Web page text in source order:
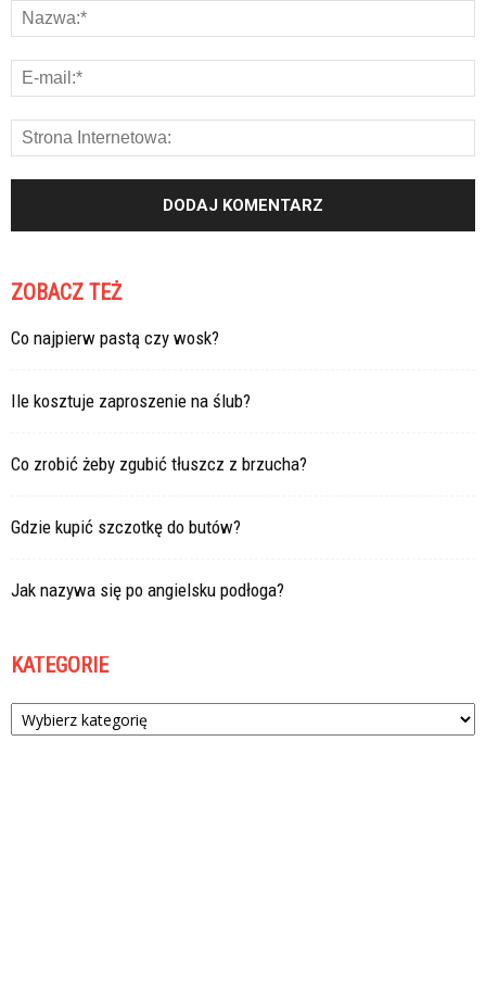
ZOBACZ TEŻ
Co najpierw pastą czy wosk?
Ile kosztuje zaproszenie na ślub?
Co zrobić żeby zgubić tłuszcz z brzucha?
Gdzie kupić szczotkę do butów?
Jak nazywa się po angielsku podłoga?
KATEGORIE
Kategorie